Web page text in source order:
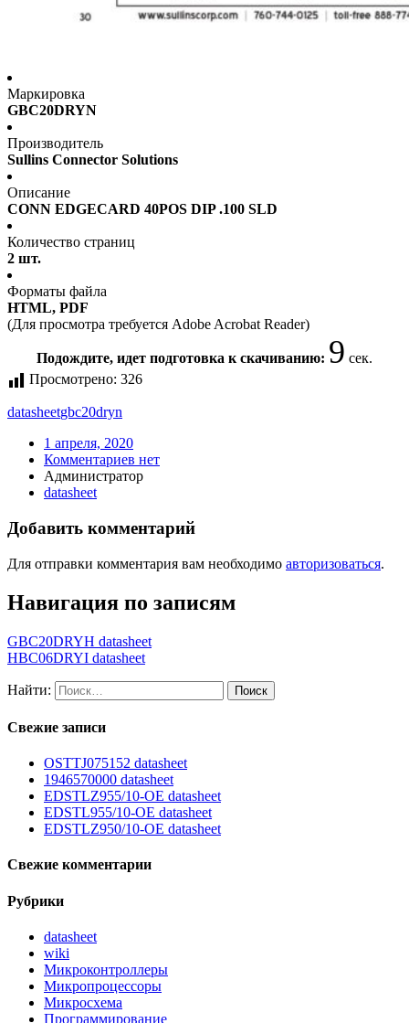
Маркировка
GBC20DRYN
Производитель
Sullins Connector Solutions
Описание
CONN EDGECARD 40POS DIP .100 SLD
Количество страниц
2 шт.
Форматы файла
HTML, PDF
(Для просмотра требуется Adobe Acrobat Reader)
Подождите, идет подготовка к скачиванию: 9 сек.
Просмотрено: 326
datasheetgbc20dryn
1 апреля, 2020
Комментариев нет
Администратор
datasheet
Добавить комментарий
Для отправки комментария вам необходимо авторизоваться.
Навигация по записям
GBC20DRYH datasheet
HBC06DRYI datasheet
Найти:
Свежие записи
OSTTJ075152 datasheet
1946570000 datasheet
EDSTLZ955/10-OE datasheet
EDSTL955/10-OE datasheet
EDSTLZ950/10-OE datasheet
Свежие комментарии
Рубрики
datasheet
wiki
Микроконтроллеры
Микропроцессоры
Микросхема
Программирование